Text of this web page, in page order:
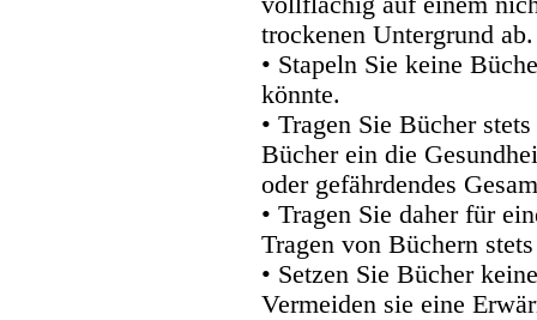
trockenen Untergrund ab.
• Stapeln Sie keine
könnte.
• Tragen Sie Bücher
Bücher ein die
oder gefährdendes
• Tragen Sie daher für
Tragen von Büchern
• Setzen Sie Bücher
Vermeiden sie eine